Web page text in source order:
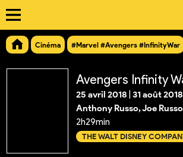
Cinéma #Marvel #Avengers #InfinityWar
Avengers Infinity
25 avril 2018 31 août 2018
Anthony Russo, Joe Russo
2h29min
THE WALT DISNEY